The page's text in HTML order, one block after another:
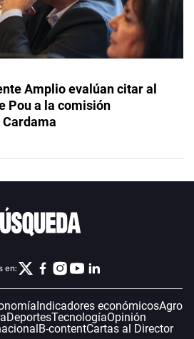
Amplio evalúan citar al
Pou a la comisión
en:
Indicadores económicosAgro
DeportesTecnologíaOpinión
B-contentCartas al Director